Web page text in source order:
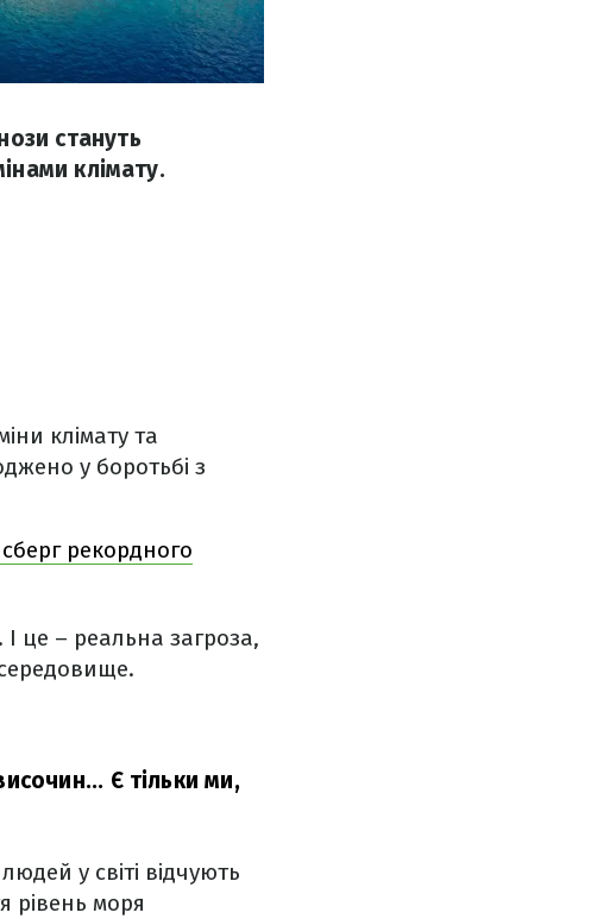
стануть
клімату.
клімату та
у боротьбі з
рекордного
це – реальна загроза,
Є тільки ми,
у світі відчують
рівень моря